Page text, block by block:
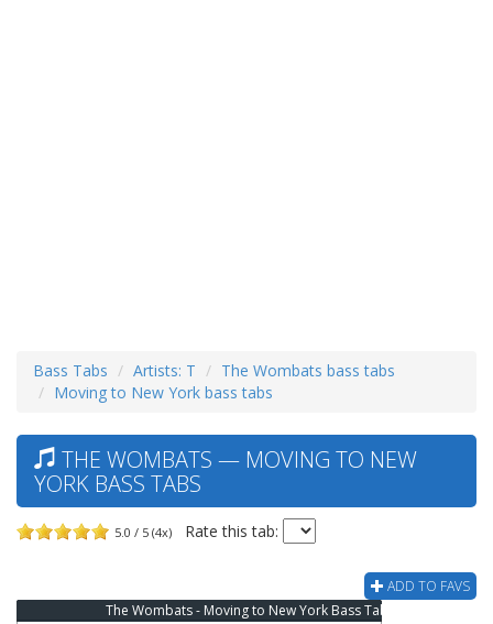
Bass Tabs Artists: T
The Wombats bass tabs
Moving to New York bass tabs
THE WOMBATS — MOVING TO NEW
YORK BASS TABS
5.0 / 5 (4x) Rate this tab:
ADD TO FAVS
The Wombats - Moving to New York Bass Tab